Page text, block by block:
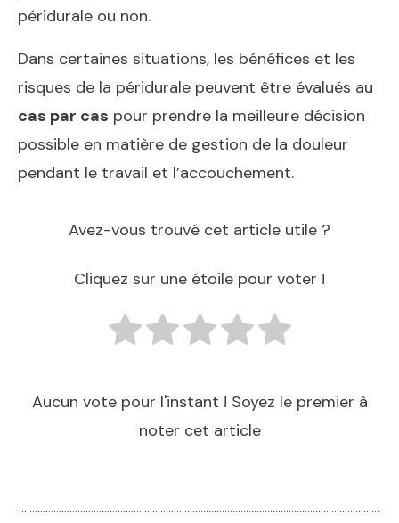
péridurale ou non.
Dans certaines situations, les bénéfices et les
risques de la péridurale peuvent être évalués au
cas par cas pour prendre la meilleure décision
possible en matière de gestion de la douleur
pendant le travail et l’accouchement.
Avez-vous trouvé cet article utile ?
Cliquez sur une étoile pour voter !
Aucun vote pour l'instant ! Soyez le premier à
noter cet article